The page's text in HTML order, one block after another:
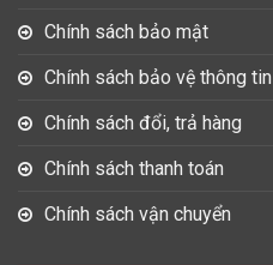
Chính sách bảo mật
Chính sách bảo vệ thông
Chính sách đổi, trả hàng
Chính sách thanh toán
Chính sách vận chuyển